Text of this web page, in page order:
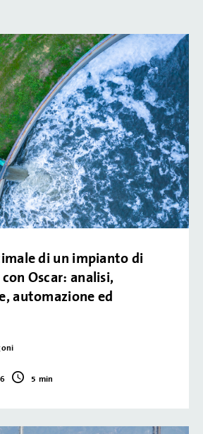
dei microinquinanti
di un impianto di
Oscar: analisi,
automazione ed
5 min